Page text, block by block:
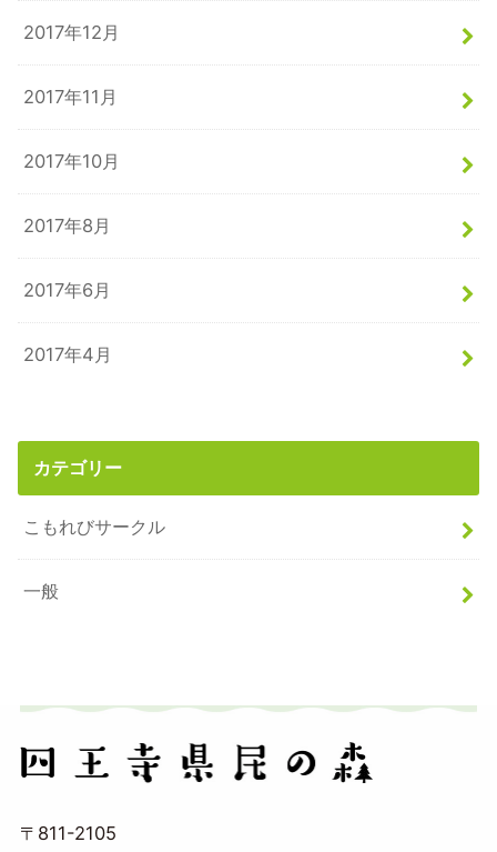
2017年12月
2017年11月
2017年10月
2017年8月
2017年6月
2017年4月
カテゴリー
こもれびサークル
一般
〒811-2105